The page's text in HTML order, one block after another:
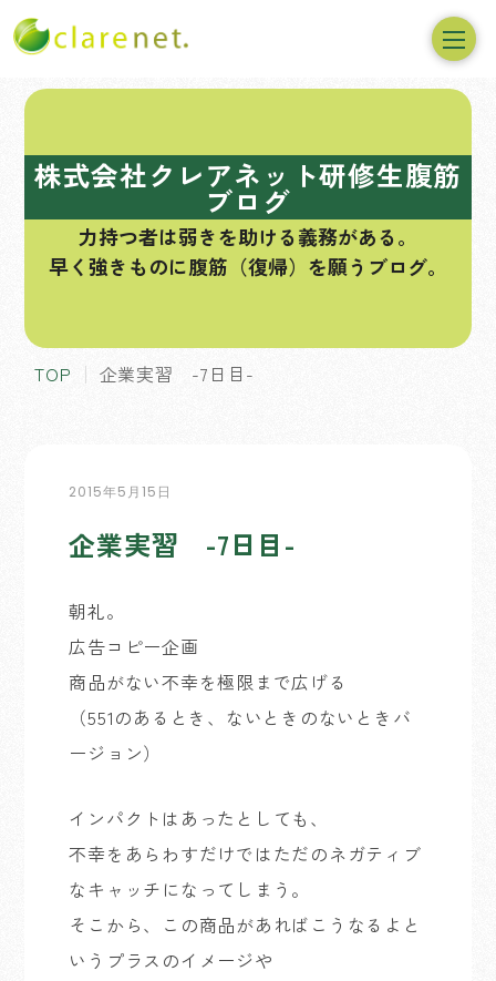
株式会社クレアネット研修生腹筋
ブログ
力持つ者は弱きを助ける義務がある。
早く強きものに腹筋（復帰）を願うブログ。
TOP 企業実習 -7日目-
2015年5月15日
企業実習 -7日目-
朝礼。
広告コピー企画
商品がない不幸を極限まで広げる
（551のあるとき、ないときのないときバ
ージョン）
インパクトはあったとしても、
不幸をあらわすだけではただのネガティブ
なキャッチになってしまう。
そこから、この商品があればこうなるよと
いうプラスのイメージや